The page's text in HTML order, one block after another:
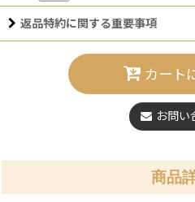
返品特約に関する重要事項
カート
お問い
商品